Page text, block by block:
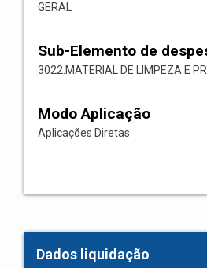
GERAL
Sub-Elemento de
3022:MATERIAL DE LIMPEZA E
Modo Aplicação
Aplicações Diretas
Dados liquidação